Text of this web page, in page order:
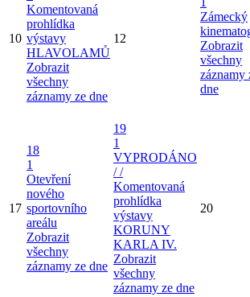
10
Komentovaná
prohlídka
výstavy
HLAVOLAMŮ
Zobrazit
všechny
záznamy ze dne
12
Zámecký
Zobrazit
všechny
záznamy
dne
17
18
1
Otevření
nového
sportovního
areálu
Zobrazit
všechny
záznamy ze dne
19
1
VYPRODÁNO
/ /
Komentovaná
prohlídka
výstavy
KORUNY
KARLA IV.
Zobrazit
všechny
záznamy ze dne
20